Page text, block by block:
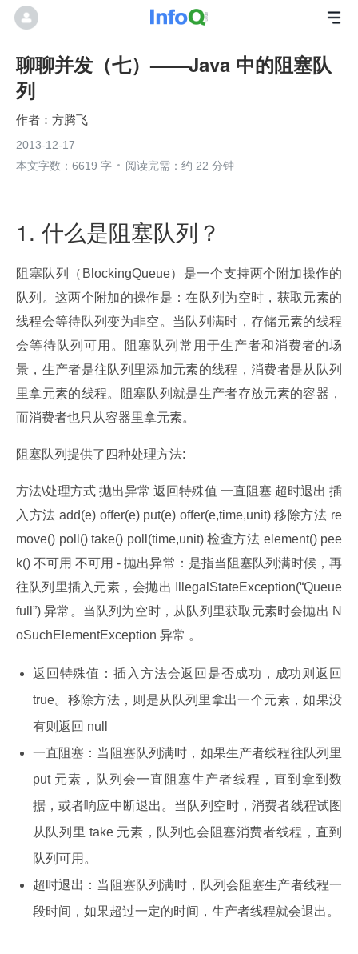
聊聊并发（七）——Java 中的阻塞队
列
方腾飞
2013-12-17
本文字数：6619 字
阅读完需：约 22 分钟
1. 什么是阻塞队列？
阻塞队列（BlockingQueue）是一个支持两个附加操作的
队列。这两个附加的操作是：在队列为空时，获取元素的
线程会等待队列变为非空。当队列满时，存储元素的线程
会等待队列可用。阻塞队列常用于生产者和消费者的场
景，生产者是往队列里添加元素的线程，消费者是从队列
里拿元素的线程。阻塞队列就是生产者存放元素的容器，
而消费者也只从容器里拿元素。
阻塞队列提供了四种处理方法:
方法\处理方式 抛出异常 返回特殊值 一直阻塞 超时退出 插
入方法 add(e) offer(e) put(e) offer(e,time,unit) 移除方法 re
move() poll() take() poll(time,unit) 检查方法 element() pee
k() 不可用 不可用 - 抛出异常：是指当阻塞队列满时候，再
往队列里插入元素，会抛出 IllegalStateException(“Queue
full”) 异常。当队列为空时，从队列里获取元素时会抛出 N
oSuchElementException 异常 。
返回特殊值：插入方法会返回是否成功，成功则返回
true。移除方法，则是从队列里拿出一个元素，如果没
有则返回 null
一直阻塞：当阻塞队列满时，如果生产者线程往队列里
put 元素，队列会一直阻塞生产者线程，直到拿到数
据，或者响应中断退出。当队列空时，消费者线程试图
从队列里 take 元素，队列也会阻塞消费者线程，直到
队列可用。
超时退出：当阻塞队列满时，队列会阻塞生产者线程一
段时间，如果超过一定的时间，生产者线程就会退出。